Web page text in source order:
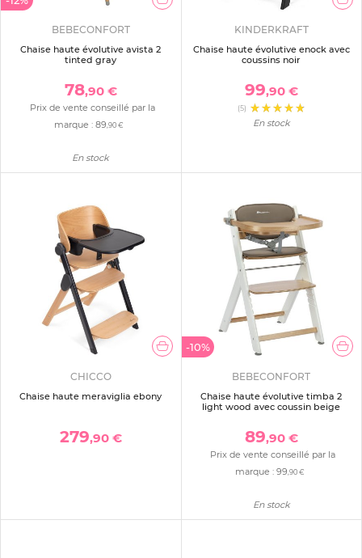
BEBECONFORT
Chaise haute évolutive avista 2
tinted gray
78,90 €
Prix de vente conseillé par la
marque :89,90 €
En stock
KINDERKRAFT
Chaise haute évolutive enock avec
coussins noir
99,90 €
(5)
En stock
CHICCO
Chaise haute meraviglia ebony
279,90 €
-10%
BEBECONFORT
Chaise haute évolutive timba 2
light wood avec coussin beige
89,90 €
Prix de vente conseillé par la
marque : 99,90 €
En stock